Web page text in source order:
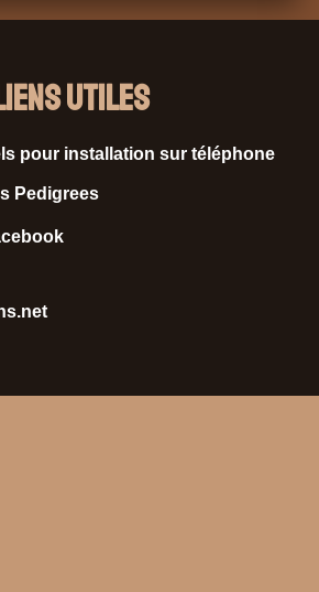
utiles
pour installation sur téléphone
Pedigrees